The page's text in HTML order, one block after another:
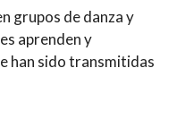
grupos de danza y
aprenden y
han sido transmitidas